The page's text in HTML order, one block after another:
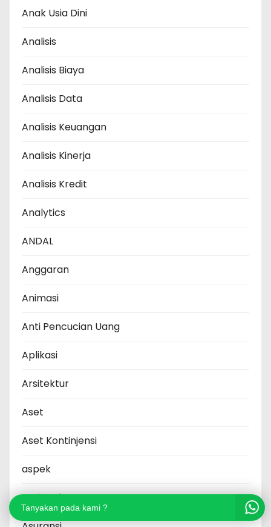
Anak Usia Dini
Analisis
Analisis Biaya
Analisis Data
Analisis Keuangan
Analisis Kinerja
Analisis Kredit
Analytics
ANDAL
Anggaran
Animasi
Anti Pencucian Uang
Aplikasi
Arsitektur
Aset
Aset Kontinjensi
aspek
Assisted
Tanyakan pada kami ?